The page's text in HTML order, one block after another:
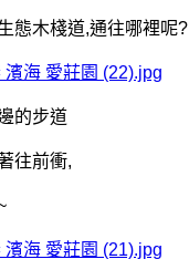
態木棧道,通往哪裡呢?
的步道
往前衝,